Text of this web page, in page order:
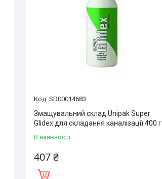
SD00014683
Змащувальний склад Unipak Super
Glidex для складання каналізації 400 г
В наявності
407 ₴